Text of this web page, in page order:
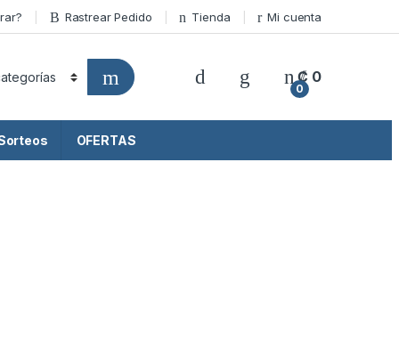
Rastrear Pedido Tienda Mi cuenta
0
₡ 0
OFERTAS